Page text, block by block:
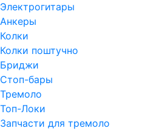
Электрогитары
Анкеры
Колки
Колки поштучно
Бриджи
Стоп-бары
Тремоло
Топ-Локи
Запчасти для тремоло